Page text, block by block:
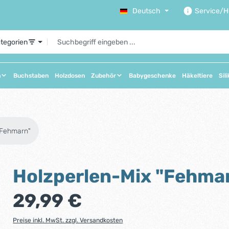
Deutsch Service/
Buchstaben Holzdosen Zubehör Babygeschenke Häkeltiere
Holzperlen-Mix
Regulärer Preis:
29,99 €
Preise inkl. MwSt. zzgl. Versandkosten